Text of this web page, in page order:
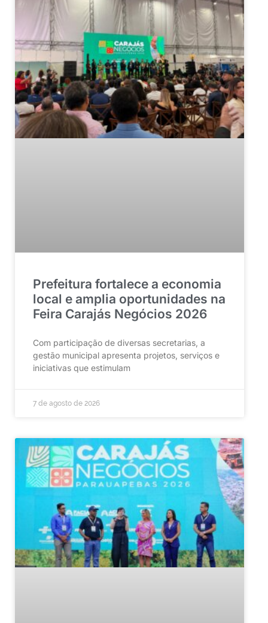
Prefeitura fortalece a economia
local e amplia oportunidades na
Feira Carajás Negócios 2026
Com participação de diversas secretarias, a
gestão municipal apresenta projetos, serviços e
iniciativas que estimulam
7 de agosto de 2026